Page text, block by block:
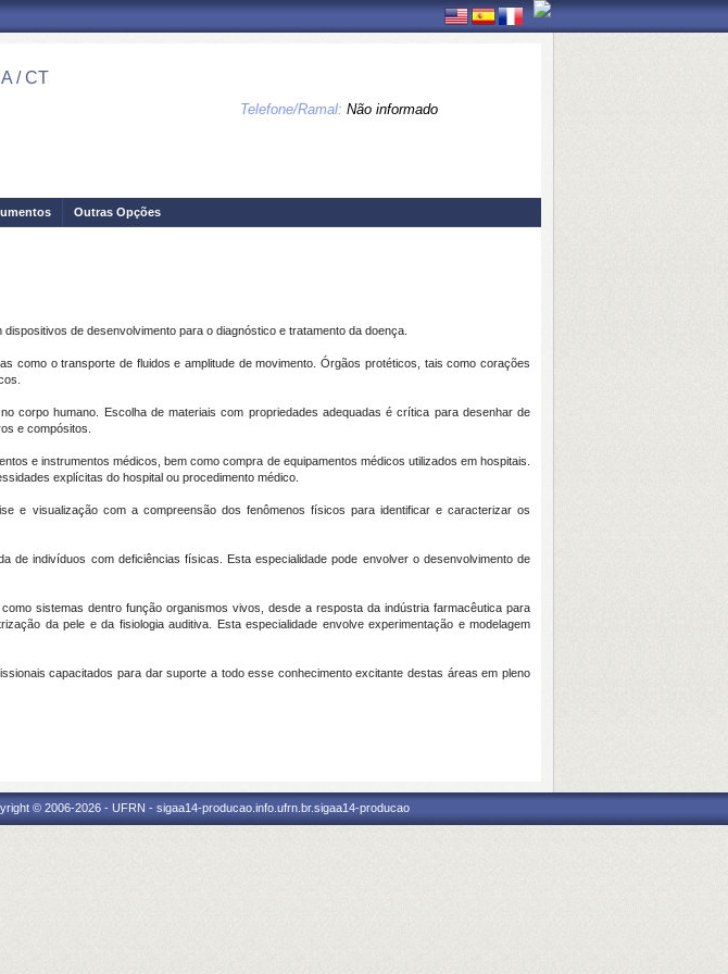
/ CT
Telefone/Ramal: Não informado
Outras Opções
de desenvolvimento para o diagnóstico e tratamento da doença.
como o transporte de fluidos e amplitude de movimento. Órgãos protéticos, tais como corações
corpo humano. Escolha de materiais com propriedades adequadas é crítica para desenhar de
e compósitos.
e instrumentos médicos, bem como compra de equipamentos médicos utilizados em hospitais.
explícitas do hospital ou procedimento médico.
e visualização com a compreensão dos fenômenos físicos para identificar e caracterizar os
de indivíduos com deficiências físicas. Esta especialidade pode envolver o desenvolvimento de
sistemas dentro função organismos vivos, desde a resposta da indústria farmacêutica para
da pele e da fisiologia auditiva. Esta especialidade envolve experimentação e modelagem
capacitados para dar suporte a todo esse conhecimento excitante destas áreas em pleno
© 2006-2026 - UFRN - sigaa14-producao.info.ufrn.br.sigaa14-producao